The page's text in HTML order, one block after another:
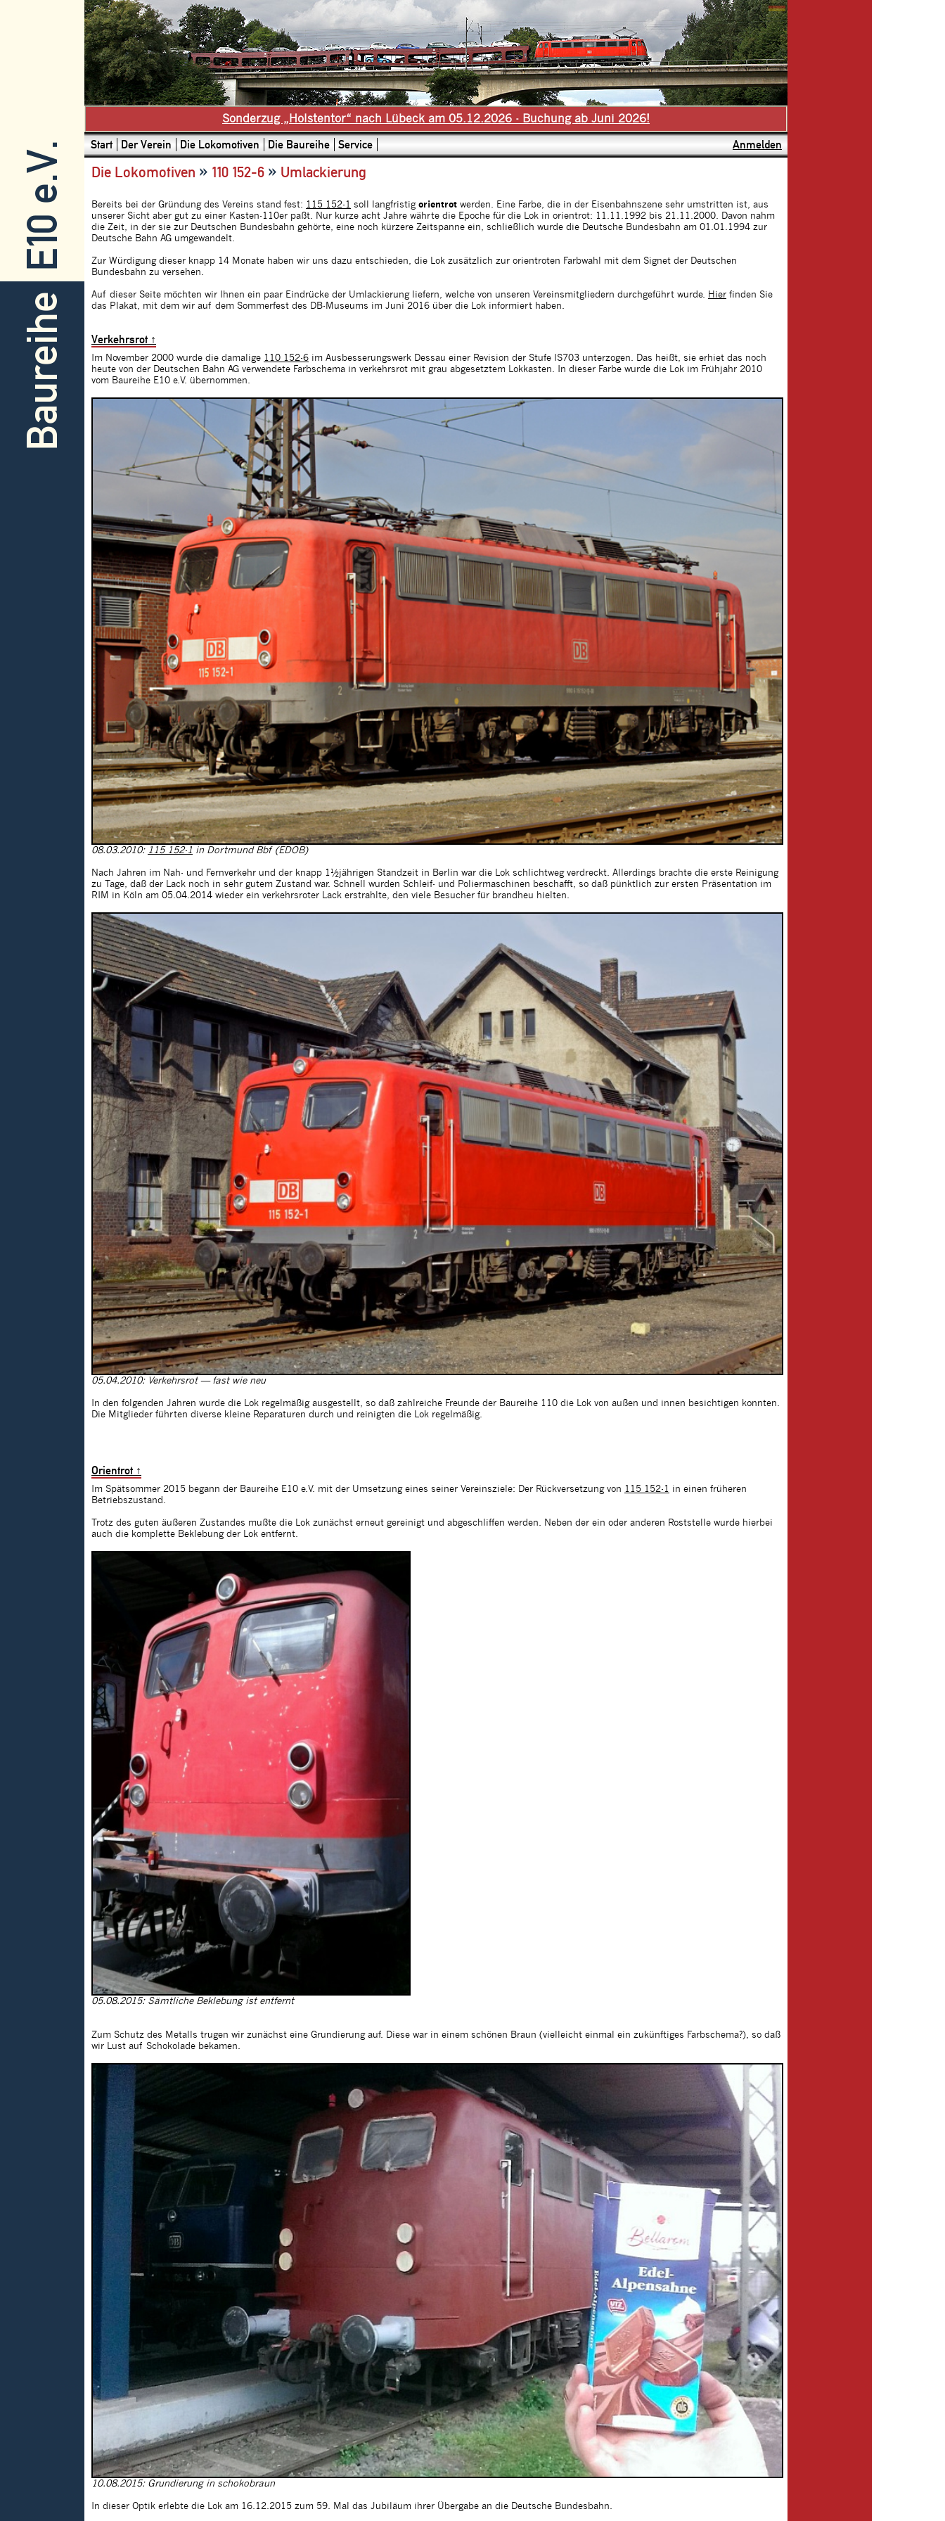
E10 e.V.
Baureihe
Sonderzug „Holstentor“ nach Lübeck am 05.12.2026 - Buchung ab Juni 2026!
Start Der Verein Die Lokomotiven Die Baureihe Service Anmelden
Die Lokomotiven » 110 152-6 » Umlackierung
Bereits bei der Gründung des Vereins stand fest: 115 152-1 soll langfristig orientrot werden. Eine Farbe, die in der Eisenbahnszene sehr umstritten ist, aus
unserer Sicht aber gut zu einer Kasten-110er paßt. Nur kurze acht Jahre währte die Epoche für die Lok in orientrot: 11.11.1992 bis 21.11.2000. Davon nahm
die Zeit, in der sie zur Deutschen Bundesbahn gehörte, eine noch kürzere Zeitspanne ein, schließlich wurde die Deutsche Bundesbahn am 01.01.1994 zur
Deutsche Bahn AG umgewandelt.
Zur Würdigung dieser knapp 14 Monate haben wir uns dazu entschieden, die Lok zusätzlich zur orientroten Farbwahl mit dem Signet der Deutschen
Bundesbahn zu versehen.
Auf dieser Seite möchten wir Ihnen ein paar Eindrücke der Umlackierung liefern, welche von unseren Vereinsmitgliedern durchgeführt wurde. Hier finden Sie
das Plakat, mit dem wir auf dem Sommerfest des DB-Museums im Juni 2016 über die Lok informiert haben.
Verkehrsrot ↑
Im November 2000 wurde die damalige 110 152-6 im Ausbesserungswerk Dessau einer Revision der Stufe IS703 unterzogen. Das heißt, sie erhiet das noch
heute von der Deutschen Bahn AG verwendete Farbschema in verkehrsrot mit grau abgesetztem Lokkasten. In dieser Farbe wurde die Lok im Frühjahr 2010
vom Baureihe E10 e.V. übernommen.
08.03.2010: 115 152-1 in Dortmund Bbf (EDOB)
Nach Jahren im Nah- und Fernverkehr und der knapp 1½jährigen Standzeit in Berlin war die Lok schlichtweg verdreckt. Allerdings brachte die erste Reinigung
zu Tage, daß der Lack noch in sehr gutem Zustand war. Schnell wurden Schleif- und Poliermaschinen beschafft, so daß pünktlich zur ersten Präsentation im
RIM in Köln am 05.04.2014 wieder ein verkehrsroter Lack erstrahlte, den viele Besucher für brandheu hielten.
05.04.2010: Verkehrsrot — fast wie neu
In den folgenden Jahren wurde die Lok regelmäßig ausgestellt, so daß zahlreiche Freunde der Baureihe 110 die Lok von außen und innen besichtigen konnten.
Die Mitglieder führten diverse kleine Reparaturen durch und reinigten die Lok regelmäßig.
Orientrot ↑
Im Spätsommer 2015 begann der Baureihe E10 e.V. mit der Umsetzung eines seiner Vereinsziele: Der Rückversetzung von 115 152-1
in einen früheren
Betriebszustand.
Trotz des guten äußeren Zustandes mußte die Lok zunächst erneut gereinigt und abgeschliffen werden. Neben der ein oder anderen Roststelle wurde hierbei
auch die komplette Beklebung der Lok entfernt.
05.08.2015: Sämtliche Beklebung ist entfernt
Zum Schutz des Metalls trugen wir zunächst eine Grundierung auf. Diese war in einem schönen Braun (vielleicht einmal ein zukünftiges Farbschema?), so daß
wir Lust auf Schokolade bekamen.
10.08.2015: Grundierung in schokobraun
In dieser Optik erlebte die Lok am 16.12.2015 zum 59. Mal das Jubiläum ihrer Übergabe an die Deutsche Bundesbahn.